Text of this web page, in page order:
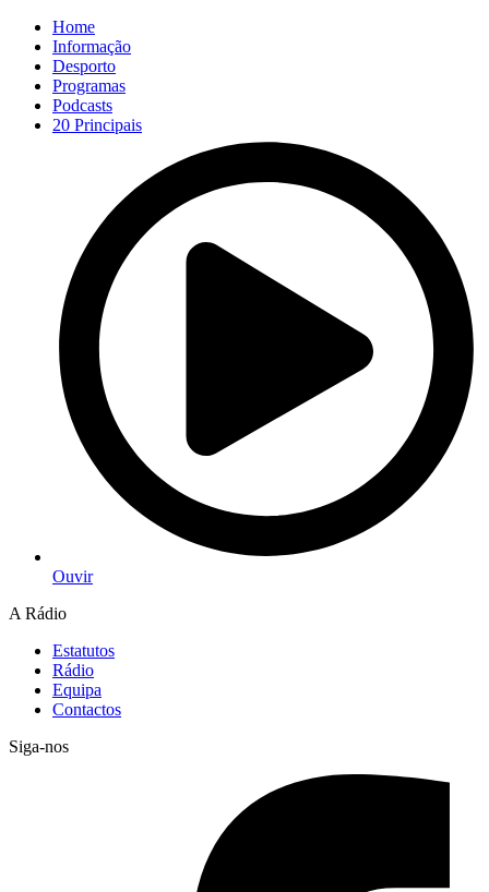
Home
Informação
Desporto
Programas
Podcasts
20 Principais
Ouvir
A Rádio
Estatutos
Rádio
Equipa
Contactos
Siga-nos